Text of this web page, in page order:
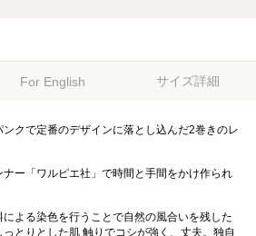
For English サイズ詳細
クで定番のデザインに落とし込んだ2巻きのレ
ー「ワルピエ社」で時間と手間をかけ作られ
よる染色を行うことで自然の風合いを残した
とりとした肌 触りでコシが強く、丈夫。独自